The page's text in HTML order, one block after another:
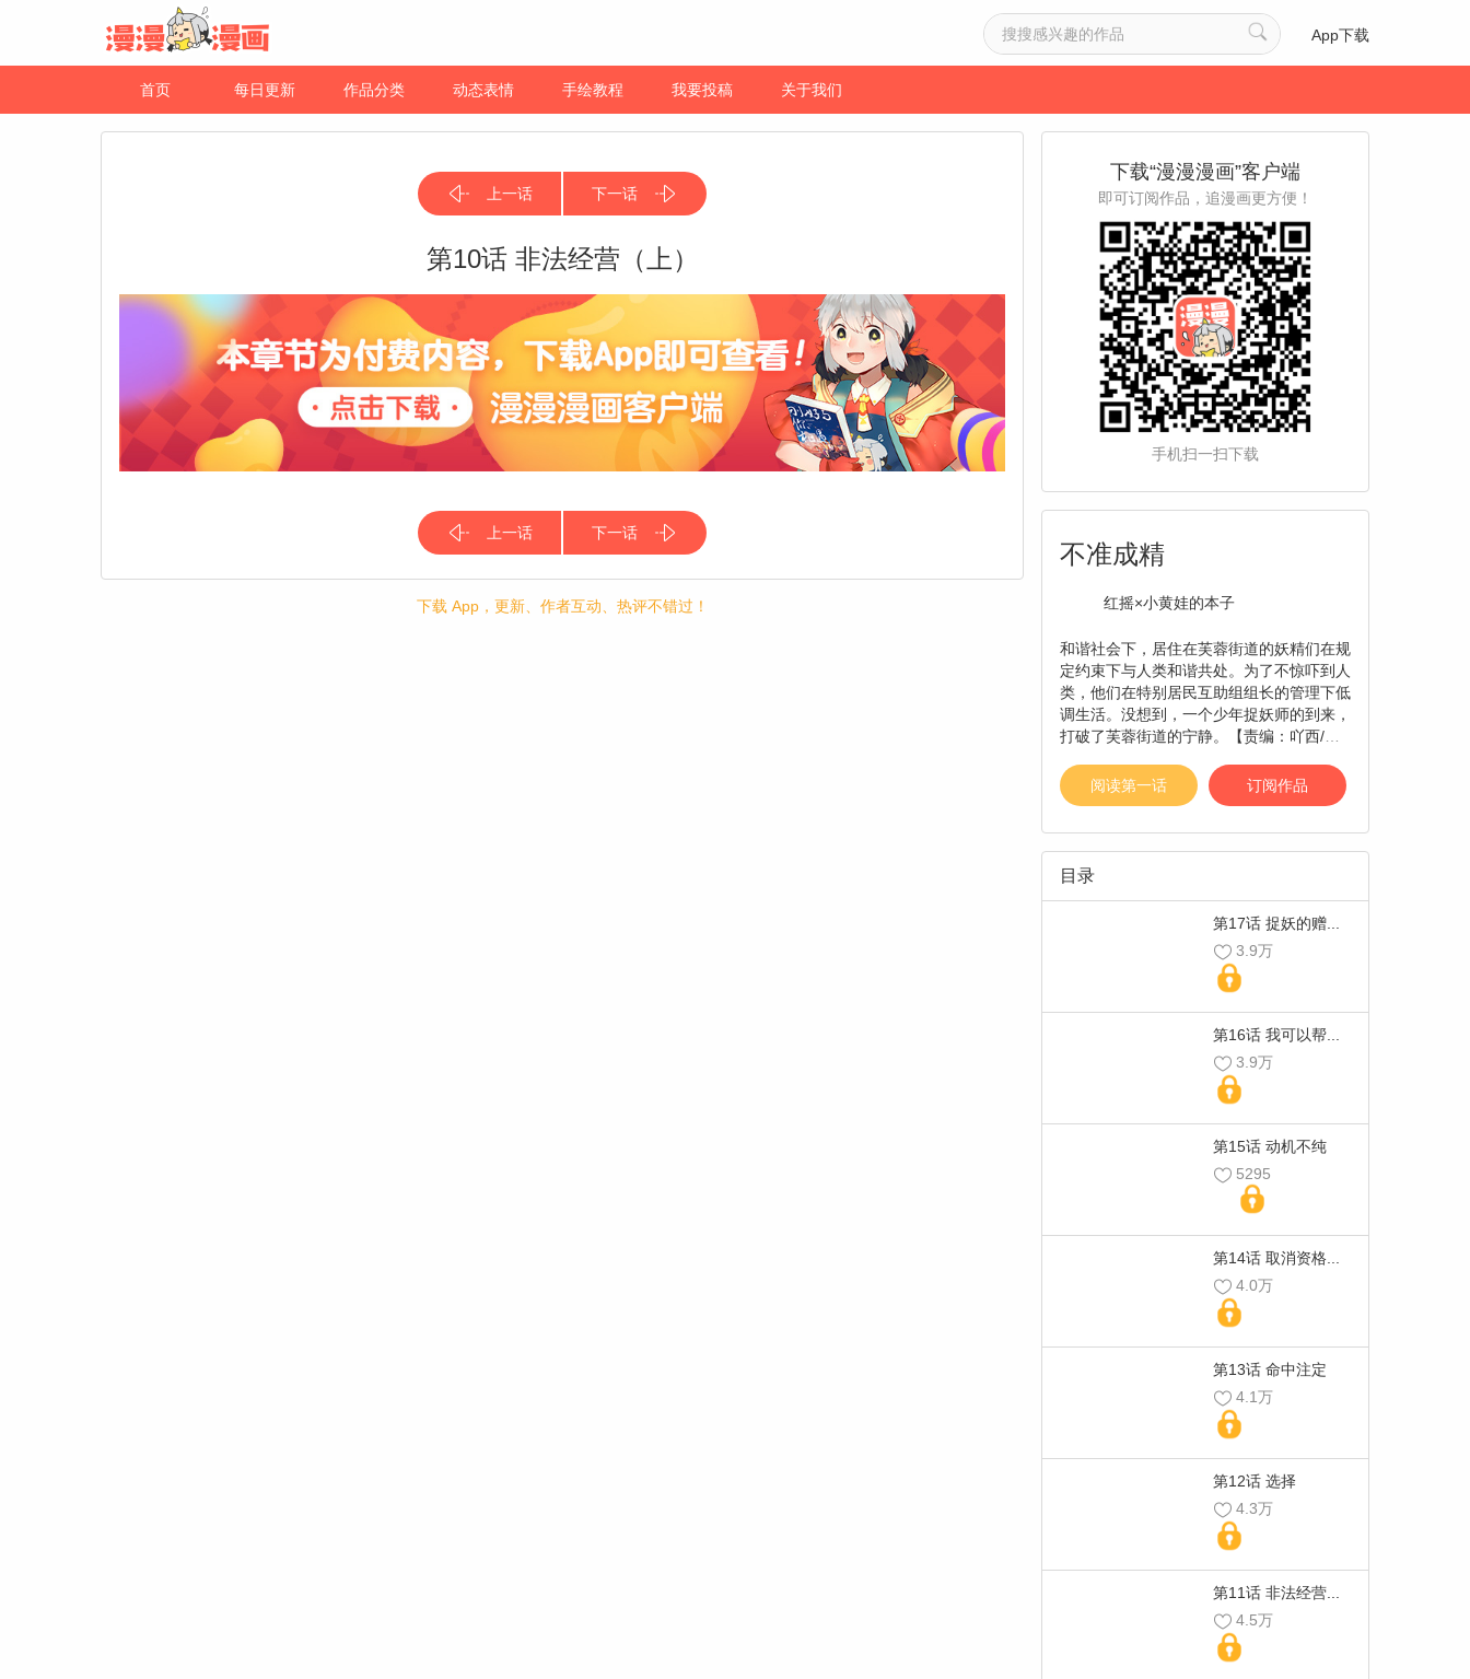
App下载
首页 每日更新 作品分类 动态表情 手绘教程 我要投稿 关于我们
上一话 下一话
第10话 非法经营（上）
上一话 下一话
下载 App，更新、作者互动、热评不错过！
下载“漫漫漫画”客户端
即可订阅作品，追漫画更方便！
手机扫一扫下载
不准成精
红摇×小黄娃的本子
和谐社会下，居住在芙蓉街道的妖精们在规
定约束下与人类和谐共处。为了不惊吓到人
类，他们在特别居民互助组组长的管理下低
调生活。没想到，一个少年捉妖师的到来，
打破了芙蓉街道的宁静。【责编：吖西/阿
阅读第一话
订阅作品
目录
第17话 捉妖的赠...
3.9万
第16话 我可以帮...
3.9万
第15话 动机不纯
5295
第14话 取消资格...
4.0万
第13话 命中注定
4.1万
第12话 选择
4.3万
第11话 非法经营...
4.5万